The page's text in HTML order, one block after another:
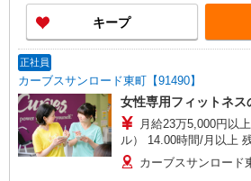
研修中 残業代 2万円 別途資格手当、勤続手当、交
通費支給
キープ
正社員
カーブスサンロード東町【91490】
女性専用フィットネス
月給23万5,000円以
ル） 14.00時間/月以上 残
修中 月給22万円以上(研
残業時間（トータル）
カーブスサンロード